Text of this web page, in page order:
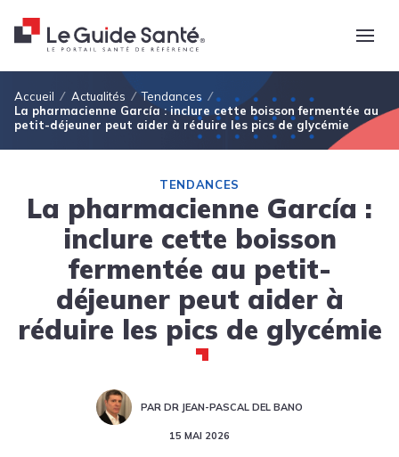
Fil d'Ariane
Accueil Actualités
Tendances
La pharmacienne García : inclure cette boisson fermentée au
petit-déjeuner peut aider à réduire les pics de glycémie
TENDANCES
La pharmacienne García :
inclure cette boisson
fermentée au petit-
déjeuner peut aider à
réduire les pics de glycémie
PAR DR JEAN-PASCAL DEL BANO
15 MAI 2026